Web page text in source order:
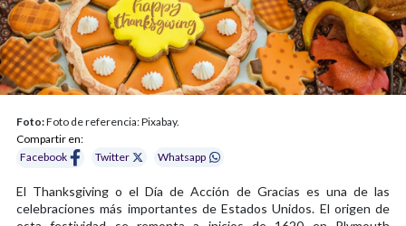
Foto:Foto de referencia: Pixabay.
Compartir en:
Facebook
Twitter Whatsapp
El Thanksgiving o el Día de Acción de Gracias es una de las
celebraciones más importantes de Estados Unidos. El origen de